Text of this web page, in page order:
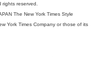
rights reserved.
The New York Times Style
York Times Company or those of its